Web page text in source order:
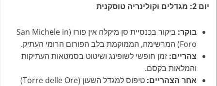
יום 2: מגדלים וקולינריה טוסקנית
בוקר:
ביקור בכנסיית סן מיקלה אין פורו (San Michele in
Foro) המרשימה, הממוקמת בלב הפורום הרומי העתיק.
צהריים: זמן חופשי לשופינג ושיטוט בסמטאות העתיקות
והמלאות בקסם.
אחר הצהריים:
טיפוס למגדל השעון (Torre delle Ore)